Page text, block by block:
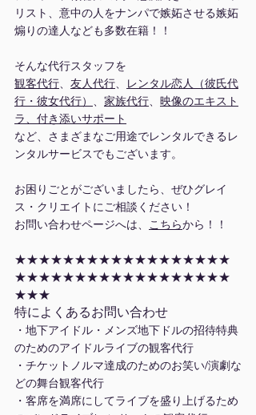
リスト、意中の人をナンパで嫉妬させる嫉妬
煽りの達人なども多数在籍！！
そんな代行スタッフを
観客代行
友人代行
レンタル恋人（彼氏代
行・彼女代行）
家族代行
映像のエキスト
ラ、付き添いサポート
など、さまざまなご用途でレンタルできるレ
ンタルサービスでもございます。
お困りごとがございましたら、ぜひグレイ
ス・クリエイトにご相談ください！
お問い合わせページへは、
こちらから！！
★★★★★★★★★★★★★★★★★★
★★★★★★★★★★★★★★★★★★
★★★
特によくあるお問い合わせ
・地下アイドル・メンズ地下ドルの招待特典
のためのアイドルライブの観客代行
・チケットノルマ達成のためのお笑い/演劇な
どの舞台観客代行
・客席を満席にしてライブを盛り上げるため